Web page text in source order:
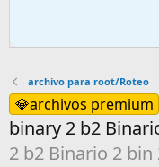
archivo para root/Roteo
💎archivos premium
binary 2 b2
2 b2 Binario 2 bin